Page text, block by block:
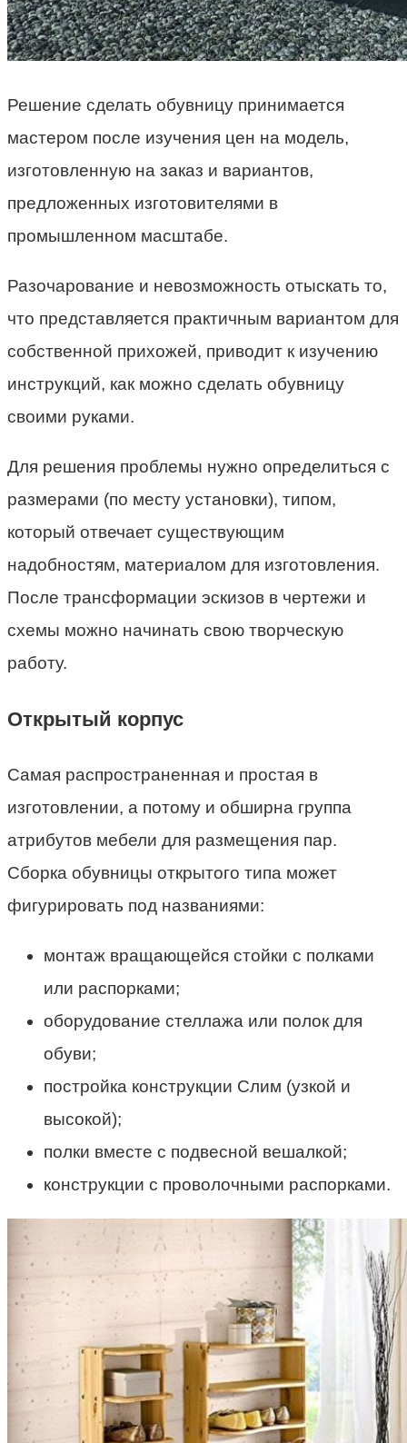
Решение сделать обувницу принимается
мастером после изучения цен на модель,
изготовленную на заказ и вариантов,
предложенных изготовителями в
промышленном масштабе.
Разочарование и невозможность отыскать то,
что представляется практичным вариантом для
собственной прихожей, приводит к изучению
инструкций, как можно сделать обувницу
своими руками.
Для решения проблемы нужно определиться с
размерами (по месту установки), типом,
который отвечает существующим
надобностям, материалом для изготовления.
После трансформации эскизов в чертежи и
схемы можно начинать свою творческую
работу.
Открытый корпус
Самая распространенная и простая в
изготовлении, а потому и обширна группа
атрибутов мебели для размещения пар.
Сборка обувницы открытого типа может
фигурировать под названиями:
монтаж вращающейся стойки с полками
или распорками;
оборудование стеллажа или полок для
обуви;
постройка конструкции Слим (узкой и
высокой);
полки вместе с подвесной вешалкой;
конструкции с проволочными распорками.